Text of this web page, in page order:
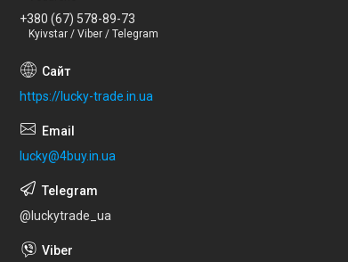
+380 (67) 578-89-73
Kyivstar / Viber / Telegram
https://lucky-trade.in.ua
lucky@4buy.in.ua
@luckytrade_ua